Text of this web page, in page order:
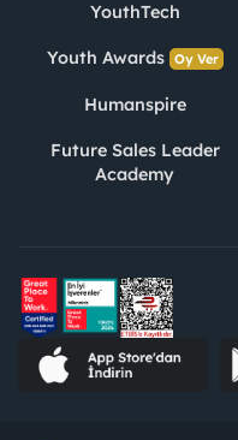
YouthTech
Youth Awards Oy Ver
Humanspire
Future Sales Leader
Academy